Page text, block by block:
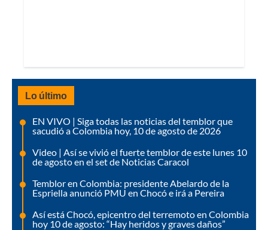
Lo último
EN VIVO | Siga todas las noticias del temblor que
sacudió a Colombia hoy, 10 de agosto de 2026
Video | Así se vivió el fuerte temblor de este lunes 10
de agosto en el set de Noticias Caracol
Temblor en Colombia: presidente Abelardo de la
Espriella anunció PMU en Chocó e irá a Pereira
Así está Chocó, epicentro del terremoto en Colombia
hoy 10 de agosto: “Hay heridos y graves daños”